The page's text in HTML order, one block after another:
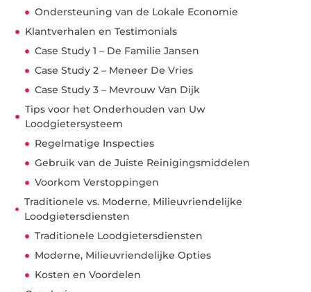
Ondersteuning van de Lokale Economie
Klantverhalen en Testimonials
Case Study 1 – De Familie Jansen
Case Study 2 – Meneer De Vries
Case Study 3 – Mevrouw Van Dijk
Tips voor het Onderhouden van Uw
Loodgietersysteem
Regelmatige Inspecties
Gebruik van de Juiste Reinigingsmiddelen
Voorkom Verstoppingen
Traditionele vs. Moderne, Milieuvriendelijke
Loodgietersdiensten
Traditionele Loodgietersdiensten
Moderne, Milieuvriendelijke Opties
Kosten en Voordelen